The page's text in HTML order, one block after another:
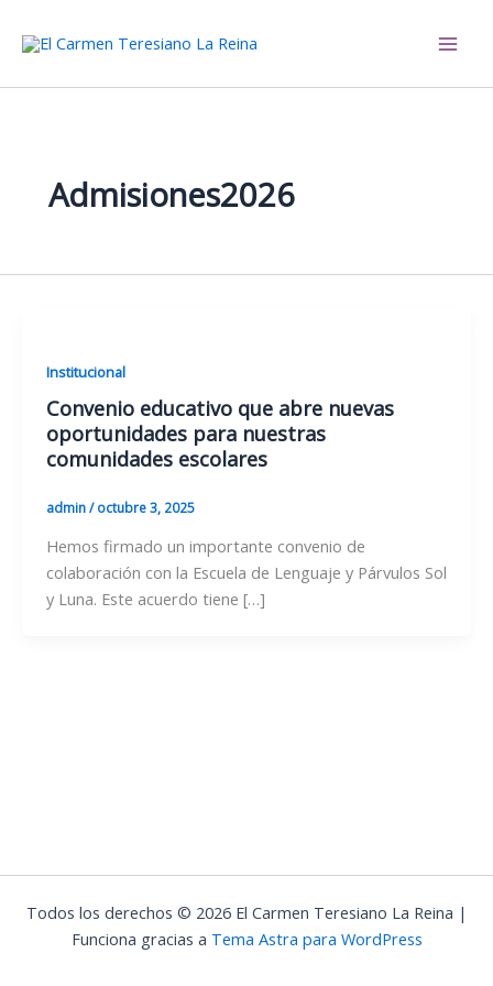
Admisiones2026
Institucional
Convenio educativo que abre nuevas
oportunidades para nuestras
comunidades escolares
admin/octubre 3, 2025
Hemos firmado un importante convenio de
colaboración con la Escuela de Lenguaje y Párvulos Sol
y Luna. Este acuerdo tiene […]
Todos los derechos © 2026 El Carmen Teresiano La Reina |
Funciona gracias a Tema Astra para WordPress